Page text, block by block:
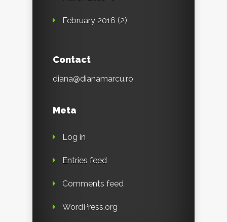
February 2016 (2)
Contact
diana@dianamarcu.ro
Meta
Log in
Entries feed
Comments feed
WordPress.org